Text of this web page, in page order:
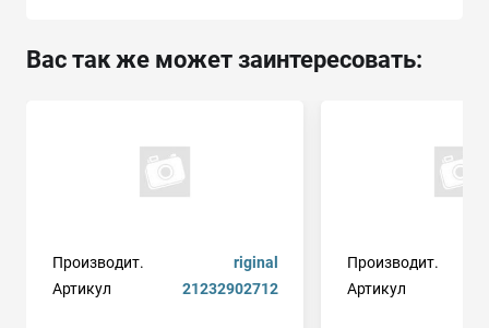
Вас так же может заинтересовать:
Производит.
riginal
Артикул
21232902712
Производит.
Артикул